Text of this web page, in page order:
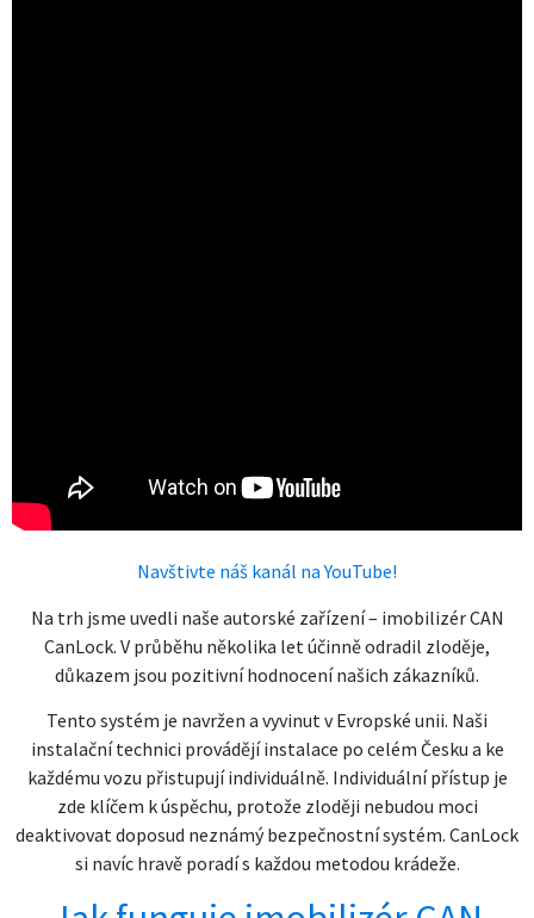
Navštivte náš kanál na YouTube!
Na trh jsme uvedli naše autorské zařízení – imobilizér CAN
CanLock. V průběhu několika let účinně odradil zloděje,
důkazem jsou pozitivní hodnocení našich zákazníků.
Tento systém je navržen a vyvinut v Evropské unii. Naši
instalační technici provádějí instalace po celém Česku a ke
každému vozu přistupují individuálně. Individuální přístup je
zde klíčem k úspěchu, protože zloději nebudou moci
deaktivovat doposud neznámý bezpečnostní systém. CanLock
si navíc hravě poradí s každou metodou krádeže.